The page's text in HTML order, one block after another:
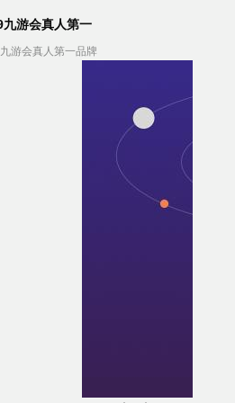
九游会真人第一
游会真人第一品牌